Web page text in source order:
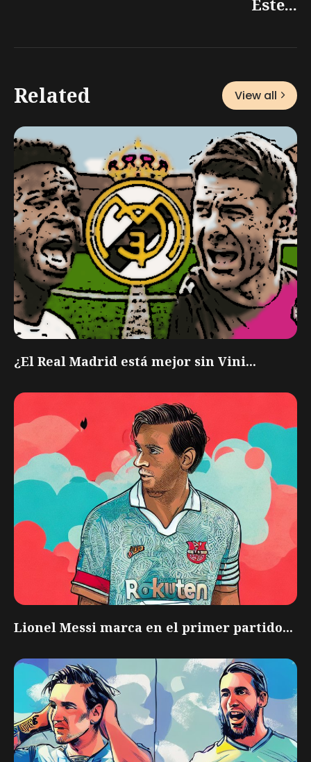
Related View all
¿El Real Madrid está mejor sin Vini...
Lionel Messi marca en el primer partido...